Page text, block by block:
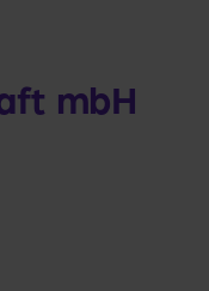
mbH